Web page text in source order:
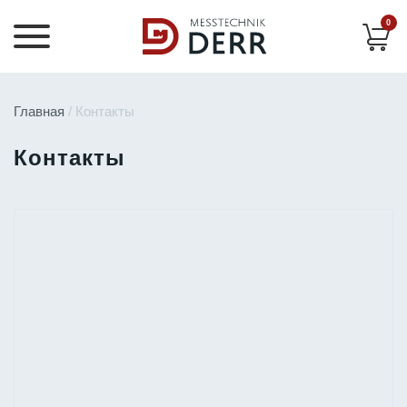
0
Главная / Контакты
Контакты